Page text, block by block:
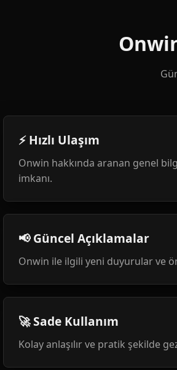
⚡ Hızlı Ulaşım
Onwin hakkında aranan genel
imkanı.
📢 Güncel Açıklamalar
Onwin ile ilgili yeni duyurular ve
🚀 Sade Kullanım
Kolay anlaşılır ve pratik şekilde